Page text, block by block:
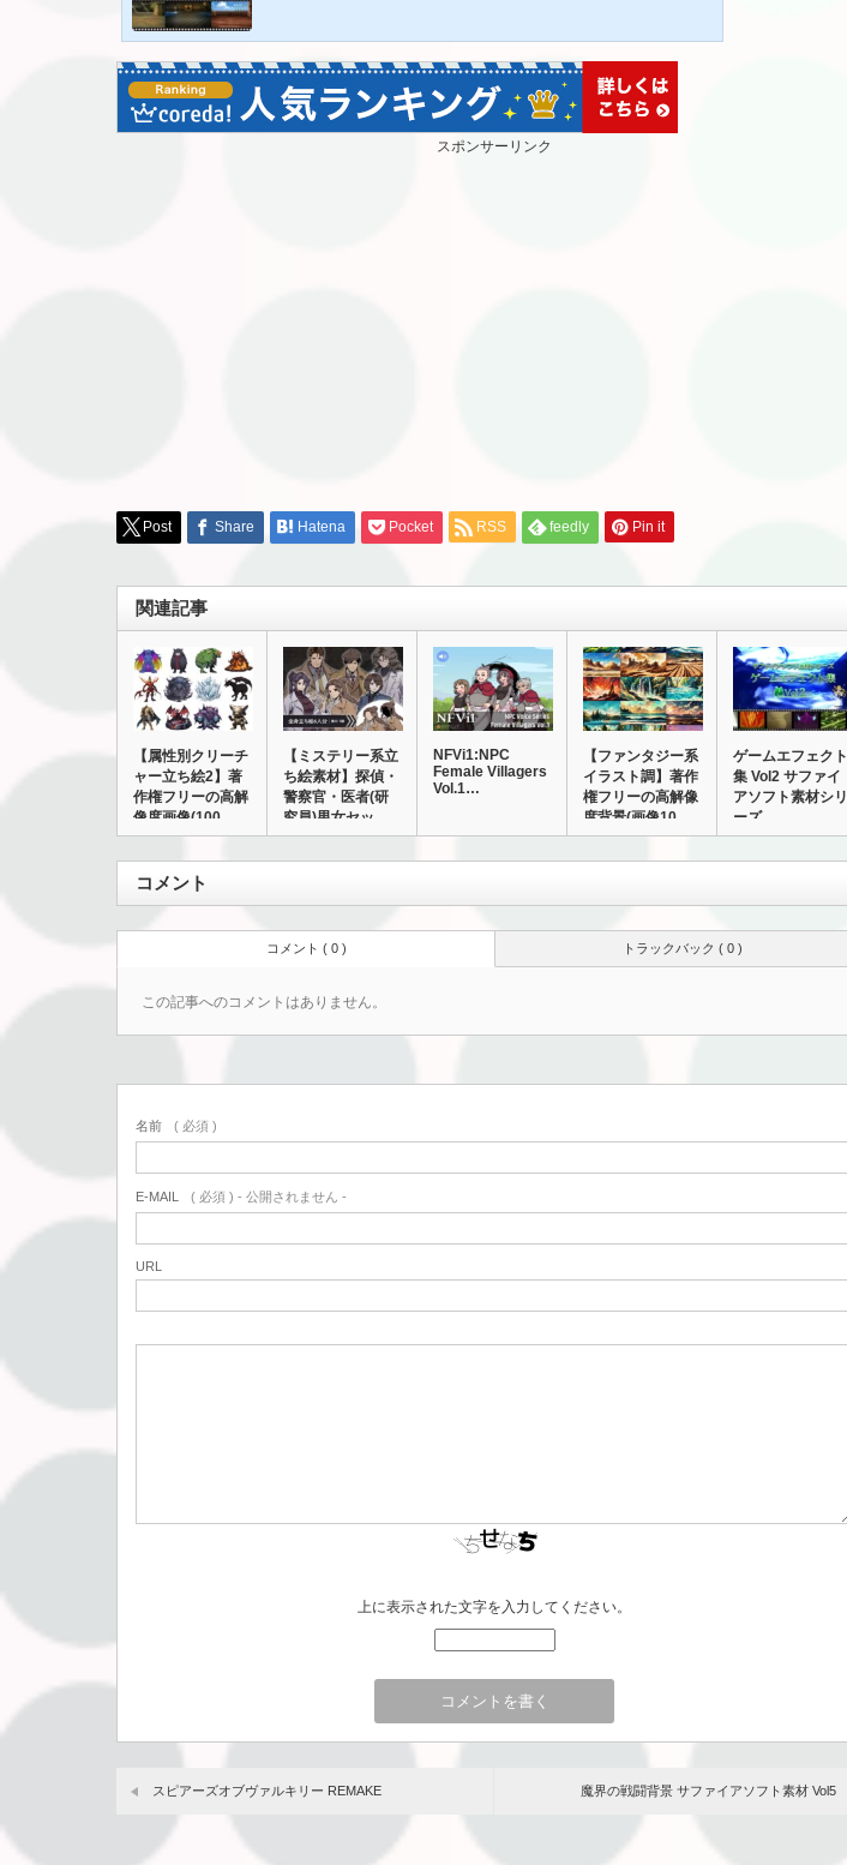
ゲームクリエイターにおすすめ！①SRPG Studioを使用しシュミレーション
RPGを作成している。②サイドビューバトルのゲームを製作している。③２
Dグラフィックのゲームを製作している。SRPG Studioの詳細はこちらをク
リック！1. オアシス2. マグマ3. 炎...
スポンサーリンク
Post Share Hatena Pocket RSS feedly Pin it
関連記事
【属性別クリーチ
ャー立ち絵2】著
作権フリーの高解
像度画像(100…
【ミステリー系立
ち絵素材】探偵・
警察官・医者(研
究員)男女セッ
ト…
NFVi1:NPC
Female Villagers
Vol.1…
【ファンタジー系
イラスト調】著作
権フリーの高解像
度背景(画像10…
ゲームエフェクト
集 Vol2 サファイ
アソフト素材シリ
ーズ
コメント
トラックバック ( 0 )
コメント ( 0 )
この記事へのコメントはありません。
名前 ( 必須 )
E-MAIL ( 必須 ) - 公開されません -
URL
上に表示された文字を入力してください。
スピアーズオブヴァルキリー REMAKE 魔界の戦闘背景 サファイアソフト素材 Vol5